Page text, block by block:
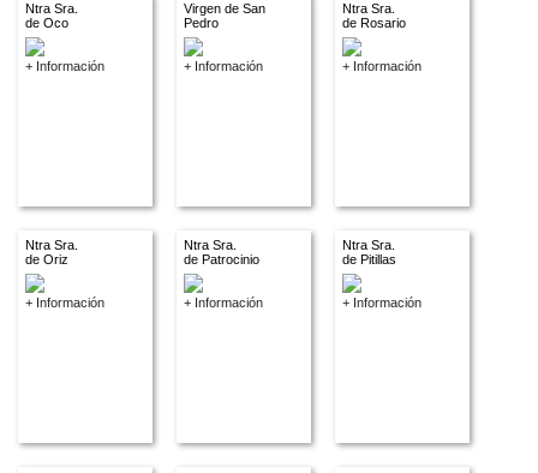
Ntra Sra.
de Oco
+ Información
Virgen de San
Pedro
+ Información
Ntra Sra.
de Rosario
+ Información
Ntra Sra.
de Oriz
+ Información
Ntra Sra.
de Patrocinio
+ Información
Ntra Sra.
de Pitillas
+ Información